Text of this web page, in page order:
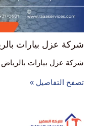
شركة عزل بيارات
شركة عزل بيارات
تصفح التفاصيل »